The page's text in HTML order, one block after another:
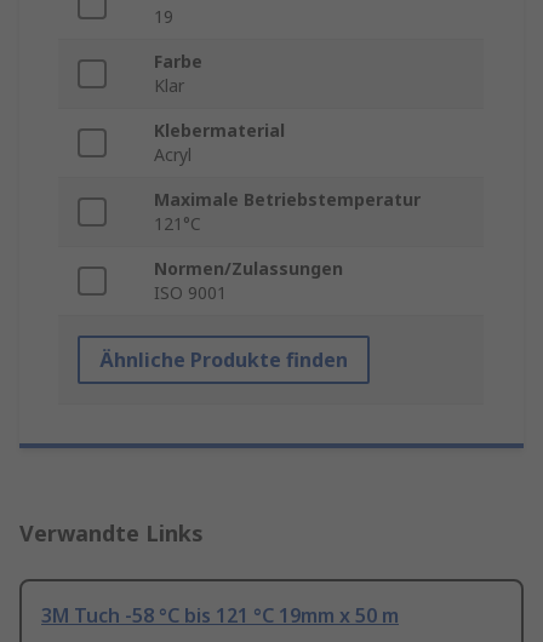
19
Farbe
Klar
Klebermaterial
Acryl
Maximale Betriebstemperatur
121°C
Normen/Zulassungen
ISO 9001
Ähnliche Produkte finden
Verwandte Links
3M Tuch -58 °C bis 121 °C 19mm x 50 m